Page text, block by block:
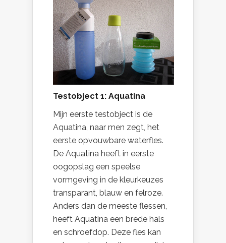
Testobject 1: Aquatina
Mijn eerste testobject is de
Aquatina, naar men zegt, het
eerste opvouwbare waterfles.
De Aquatina heeft in eerste
oogopslag een speelse
vormgeving in de kleurkeuzes
transparant, blauw en felroze.
Anders dan de meeste flessen,
heeft Aquatina een brede hals
en schroefdop. Deze fles kan